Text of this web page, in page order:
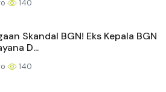
140
Skandal BGN! Eks Kepala BGN
D...
140